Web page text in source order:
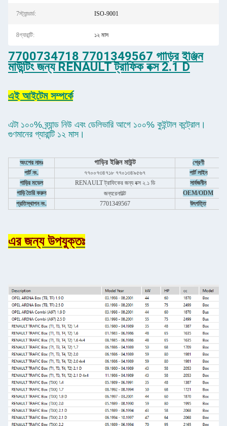
7স্ট্যান্ডার্ড: ISO-9001
8গ্যারান্টি: ১২ মাস
7700734718 7701349567 গাড়ির ইঞ্জিন
মাউন্টিং জন্য RENAULT ট্রাফিক বক্স 2.1 D
এই আইটেম সম্পর্কে
এটা ১০০% ব্র্যান্ড নিউ এবং ডেলিভারি আগে ১০০% কুইন্টাল কন্ট্রোল।
গুণমানের গ্যারান্টি ১২ মাস।
অংশের নামঃ গাড়ির ইঞ্জিন মাউন্ট
শ্রেণী
পার্ট নং.
৭৭০০৭৩৪৭১৮ ৭৭০১৩৪৯৫৬৭
পার্ট লাইন
গাড়ির মডেল
RENAULT ট্রাফিকের জন্য বক্স ২.১ ডি
সার্বজনীন
গাড়ি তৈরি করুন
জন্যরেনাউল্ট
OEM/ODM
প্রতিস্থাপন নং.
7701349567 উৎপত্তি
এর জন্য উপযুক্তঃ